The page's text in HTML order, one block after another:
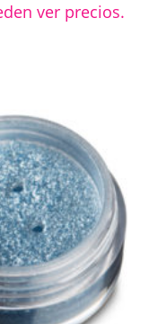
ver precios.